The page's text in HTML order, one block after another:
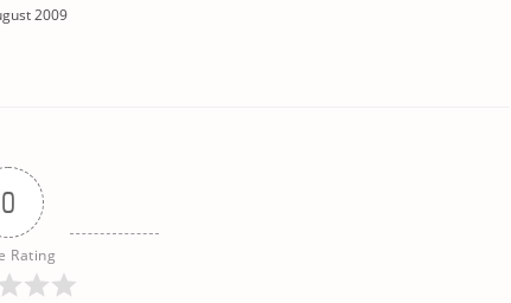
2009
0
Rating